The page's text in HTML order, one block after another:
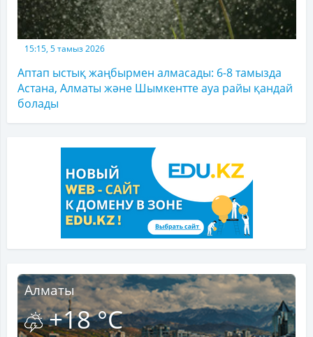
15:15, 5 тамыз 2026
Аптап ыстық жаңбырмен алмасады: 6-8 тамызда
Астана, Алматы және Шымкентте ауа райы қандай
болады
Алматы
+18 °C